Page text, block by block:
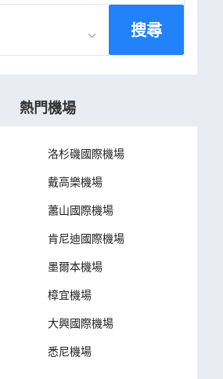
搜尋
熱門機場
洛杉磯國際機場
戴高樂機場
蕭山國際機場
肯尼迪國際機場
墨爾本機場
樟宜機場
大興國際機場
悉尼機場